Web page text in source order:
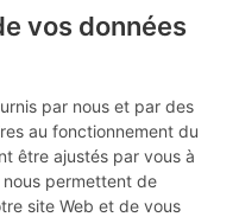
vos données
par nous et par des
au fonctionnement du
être ajustés par vous à
permettent de
site Web et de vous